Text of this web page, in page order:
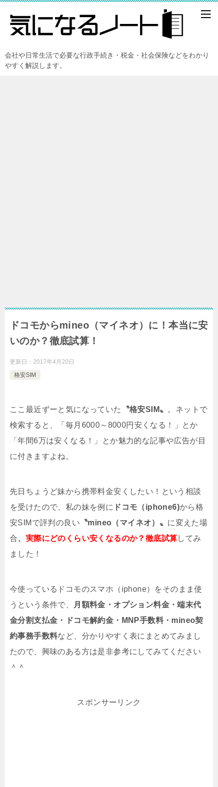
会社や日常生活で必要な行政手続き・税金・社会保険などをわかり
やすく解説します。
ドコモからmineo（マイネオ）に！本当に安
いのか？徹底試算！
更新日： 2017年4月20日
格安SIM
ここ最近ずーと気になっていた 〝格安SIM〟 。ネットで
検索すると、「毎月6000～8000円安くなる！」とか
「年間6万は安くなる！」とか魅力的な記事や広告が目
に付きますよね。
先日ちょうど妹から携帯料金安くしたい！という相談
を受けたので、私の妹を例に ドコモ（iphone6)から格
安SIMで評判の良い 〝mineo（マイネオ）〟 に変えた場
合、 実際にどのくらい安くなるのか？徹底試算してみ
ました！
今使っているドコモのスマホ（iphone）をそのまま使
うという条件で、
月額料金・オプション料金・端末代
金分割支払金・ドコモ解約金・MNP手数料・mineo契
約事務手数料など、分かりやすく表にまとめてみまし
たので、興味のある方は是非参考にしてみてください
＾＾
スポンサーリンク